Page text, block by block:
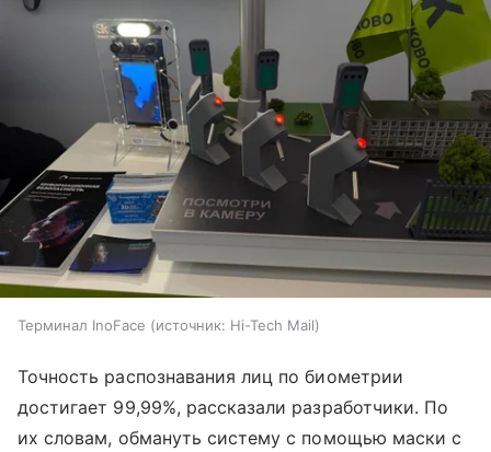
Терминал InoFace источник: Hi-Tech Mail
Точность распознавания лиц по биометрии
достигает 99,99%, рассказали разработчики. По
их словам, обмануть систему с помощью маски с